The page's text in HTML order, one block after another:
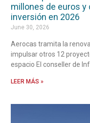
millones de euros y
inversión en 2026
June 30, 2026
Aerocas tramita la
impulsar otros 12
espacio El conseller de
LEER MÁS »